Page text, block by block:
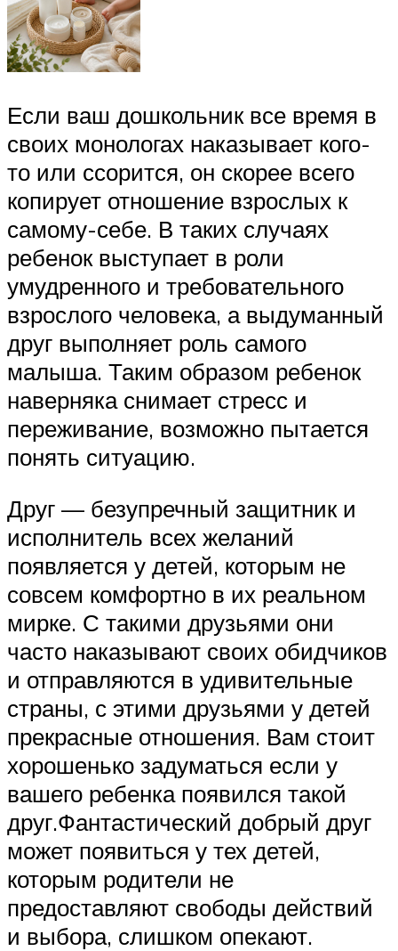
Если ваш дошкольник все время в
своих монологах наказывает кого-
то или ссорится, он скорее всего
копирует отношение взрослых к
самому-себе. В таких случаях
ребенок выступает в роли
умудренного и требовательного
взрослого человека, а выдуманный
друг выполняет роль самого
малыша. Таким образом ребенок
наверняка снимает стресс и
переживание, возможно пытается
понять ситуацию.
Друг — безупречный защитник и
исполнитель всех желаний
появляется у детей, которым не
совсем комфортно в их реальном
мирке. С такими друзьями они
часто наказывают своих обидчиков
и отправляются в удивительные
страны, с этими друзьями у детей
прекрасные отношения. Вам стоит
хорошенько задуматься если у
вашего ребенка появился такой
друг.Фантастический добрый друг
может появиться у тех детей,
которым родители не
предоставляют свободы действий
и выбора, слишком опекают.